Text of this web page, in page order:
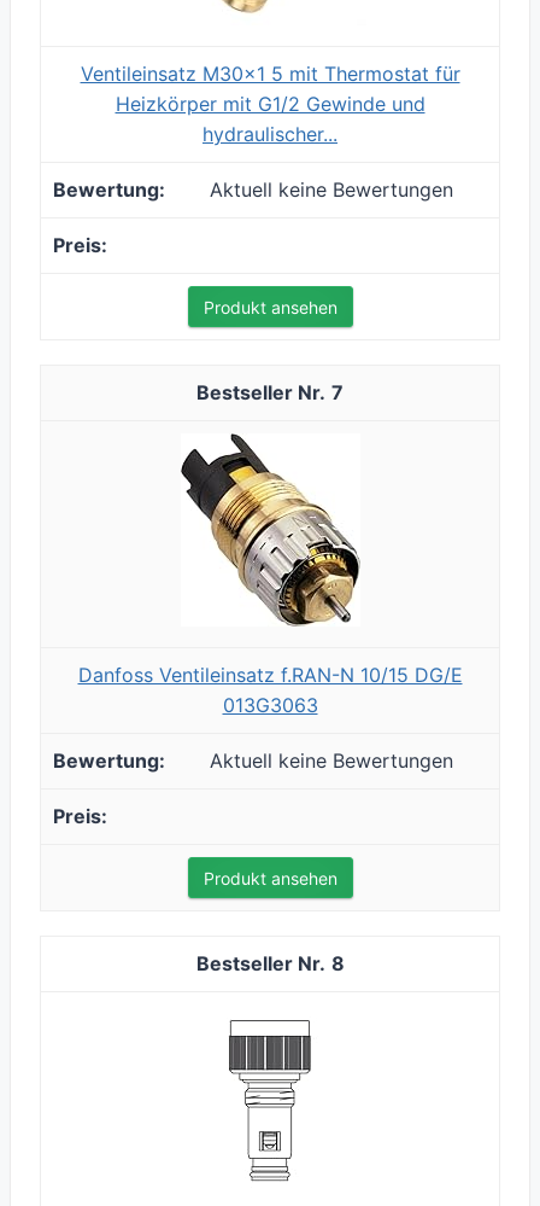
Ventileinsatz M30x1 5 mit Thermostat für
Heizkörper mit G1/2 Gewinde und
hydraulischer...
Aktuell keine Bewertungen
Produkt ansehen
7
Danfoss Ventileinsatz f.RAN-N 10/15 DG/E
013G3063
Aktuell keine Bewertungen
Produkt ansehen
8